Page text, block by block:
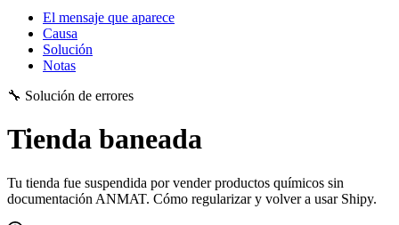
El mensaje que aparece
Causa
Solución
Notas
🔧 Solución de errores
Tienda baneada
Tu tienda fue suspendida por vender productos químicos sin
documentación ANMAT. Cómo regularizar y volver a usar Shipy.